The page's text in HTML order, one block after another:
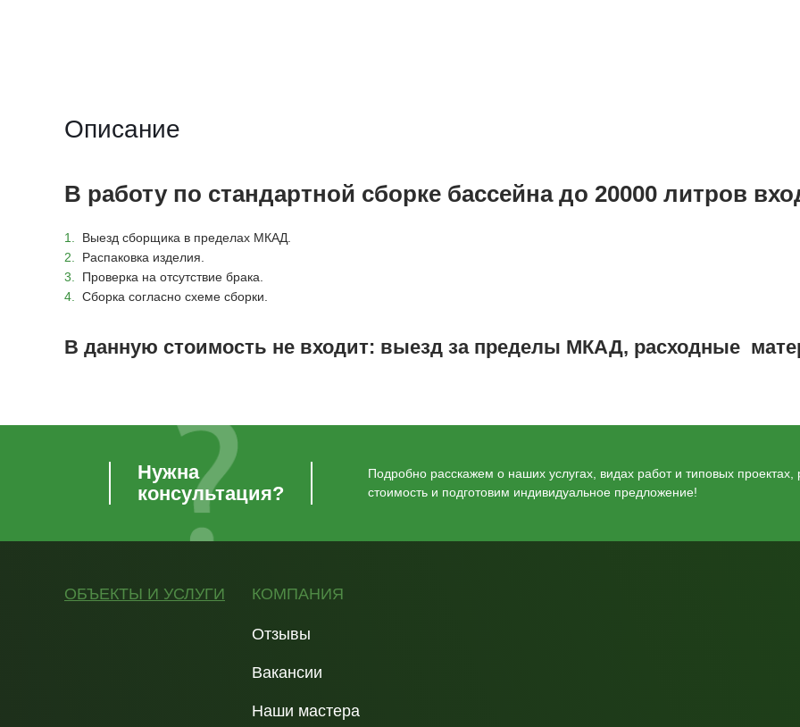
Описание
В работу по стандартной сборке бассейна до 20000 литров
Выезд сборщика в пределах МКАД.
Распаковка изделия.
Проверка на отсутствие брака.
Сборка согласно схеме сборки.
В данную стоимость не входит: выезд за пределы МКАД, расходные
Нужна
консультация?
Подробно расскажем о наших услугах, видах работ и типовых проектах,
стоимость и подготовим индивидуальное предложение!
ОБЪЕКТЫ И УСЛУГИ КОМПАНИЯ
Отзывы
Вакансии
Наши мастера